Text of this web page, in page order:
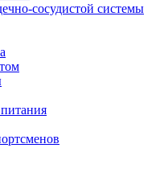
сосудистой системы